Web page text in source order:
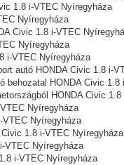
1.8 i-VTEC Nyíregyháza
Nyíregyháza
Civic 1.8 i-VTEC
Nyíregyháza
i-VTEC Nyíregyháza
autó HONDA Civic 1.8 i-
behozatal HONDA Civic
HONDA Civic
Nyíregyháza
Nyíregyháza
1.8 i-VTEC Nyíregyháza
VTEC Nyíregyháza
i-VTEC Nyíregyháza